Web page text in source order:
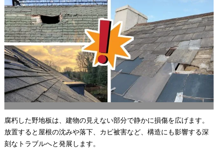
腐朽した野地板は、建物の見えない部分で静かに損傷を広げます。
放置すると屋根の沈みや落下、カビ被害など、構造にも影響する深
刻なトラブルへと発展します。